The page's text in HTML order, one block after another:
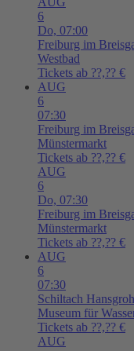
6
Do, 07:00
Freiburg im
Westbad
Tickets ab ??,?? €
AUG
6
07:30
Freiburg im
Münstermarkt
Tickets ab ??,?? €
AUG
6
Do, 07:30
Freiburg im
Münstermarkt
Tickets ab ??,?? €
AUG
6
07:30
Schiltach
Museum für
Tickets ab ??,?? €
AUG